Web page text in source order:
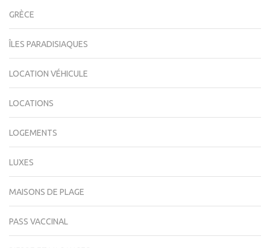
GRÈCE
ÎLES PARADISIAQUES
LOCATION VÉHICULE
LOCATIONS
LOGEMENTS
LUXES
MAISONS DE PLAGE
PASS VACCINAL